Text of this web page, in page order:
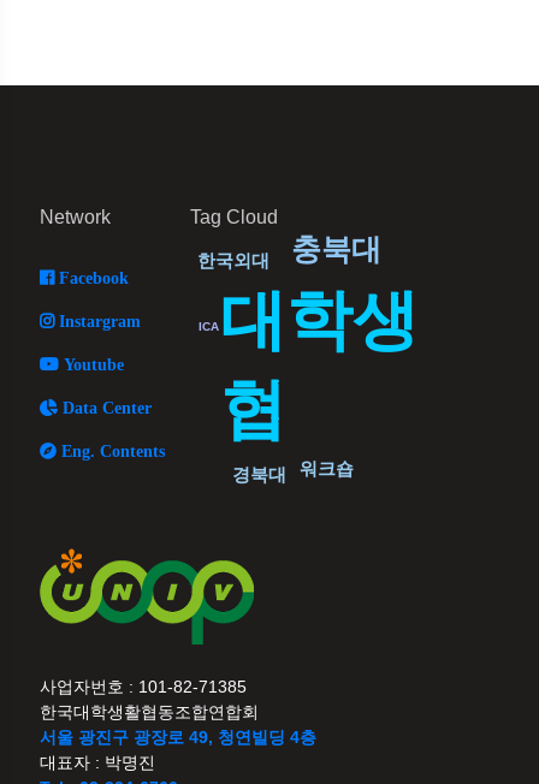
Network
Facebook
Instargram
Youtube
Data Center
Eng. Contents
Tag Cloud
대학생
협
충북대
워크숍
한국외대
경북대
ICA
사업자번호 : 101-82-71385
한국대학생활협동조합연합회
서울 광진구 광장로 49, 청연빌딩 4층
대표자 : 박명진